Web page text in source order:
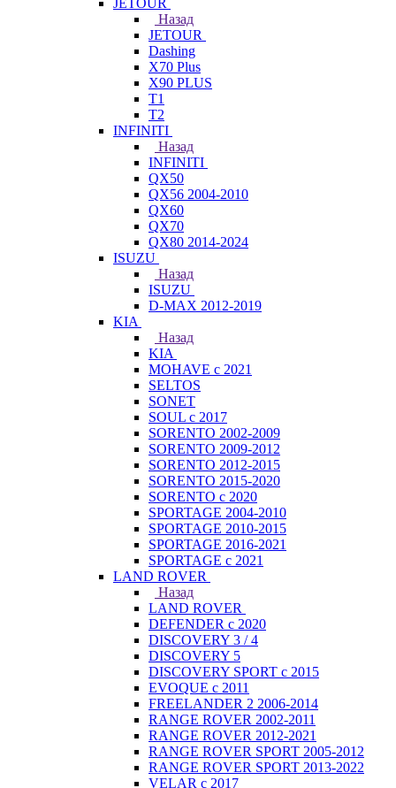
JETOUR
Назад
JETOUR
Dashing
X70 Plus
X90 PLUS
T1
T2
INFINITI
Назад
INFINITI
QX50
QX56 2004-2010
QX60
QX70
QX80 2014-2024
ISUZU
Назад
ISUZU
D-MAX 2012-2019
KIA
Назад
KIA
MOHAVE с 2021
SELTOS
SONET
SOUL с 2017
SORENTO 2002-2009
SORENTO 2009-2012
SORENTO 2012-2015
SORENTO 2015-2020
SORENTO с 2020
SPORTAGE 2004-2010
SPORTAGE 2010-2015
SPORTAGE 2016-2021
SPORTAGE с 2021
LAND ROVER
Назад
LAND ROVER
DEFENDER с 2020
DISCOVERY 3 / 4
DISCOVERY 5
DISCOVERY SPORT с 2015
EVOQUE с 2011
FREELANDER 2 2006-2014
RANGE ROVER 2002-2011
RANGE ROVER 2012-2021
RANGE ROVER SPORT 2005-2012
RANGE ROVER SPORT 2013-2022
VELAR с 2017